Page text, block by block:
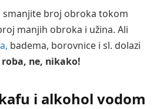
smanjite broj obroka tokom
manjih obroka i užina. Ali
badema, borovnice i sl. dolazi
ne, nikako!
i alkohol vodom